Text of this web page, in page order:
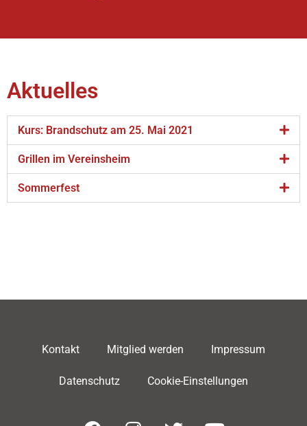
Aktuelles
Kurs: Brandschutz am 25. Mai 2021
Grillen im Vereinsheim
Sommerfest
Kontakt Mitglied werden Impressum
Datenschutz Cookie-Einstellungen